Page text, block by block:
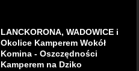
LANCKORONA, WADOWICE i
Okolice Kamperem Wokół
Komina - Oszczędności
Kamperem na Dziko